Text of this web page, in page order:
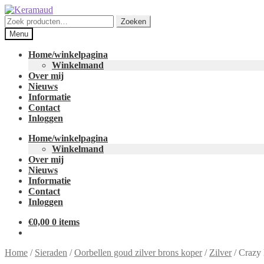
Ga
door
naar
navigatie
Ga
naar
de
inhoud
Zoeken
naar:
Zoeken
Menu
Home/winkelpagina
Winkelmand
Over mij
Nieuws
Informatie
Contact
Inloggen
Home/winkelpagina
Winkelmand
Over mij
Nieuws
Informatie
Contact
Inloggen
€0,00 0 items
Home / Sieraden /Oorbellen goud zilver brons koper/ Zilver/Crazy